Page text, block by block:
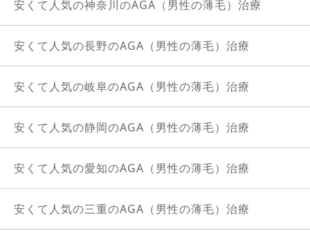
安くて人気の神奈川のAGA（男性の薄毛）治療
安くて人気の長野のAGA（男性の薄毛）治療
安くて人気の岐阜のAGA（男性の薄毛）治療
安くて人気の静岡のAGA（男性の薄毛）治療
安くて人気の愛知のAGA（男性の薄毛）治療
安くて人気の三重のAGA（男性の薄毛）治療